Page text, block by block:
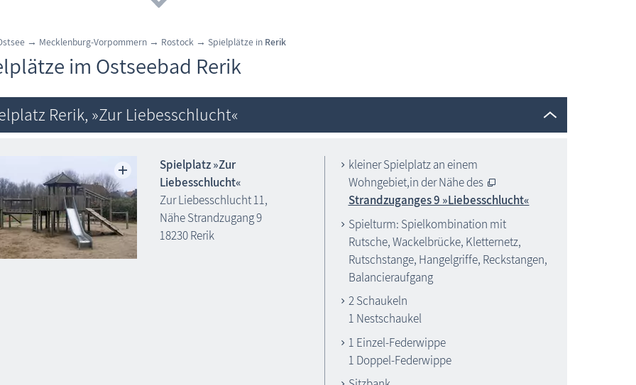
→ Mecklenburg-Vorpommern → Rostock → Spielplätze in Rerik
im Ostseebad Rerik
Rerik, »Zur Liebesschlucht«
Spielplatz »Zur
Liebesschlucht«
Zur Liebesschlucht 11,
Nähe Strandzugang 9
18230 Rerik
kleiner Spielplatz an einem
Wohngebiet,in der Nähe des
Strandzuganges 9 »Liebesschlucht«
Spielturm: Spielkombination mit
Rutsche, Wackelbrücke, Kletternetz,
Rutschstange, Hangelgriffe, Reckstangen,
Balancieraufgang
2 Schaukeln
1 Nestschaukel
1 Einzel-Federwippe
1 Doppel-Federwippe